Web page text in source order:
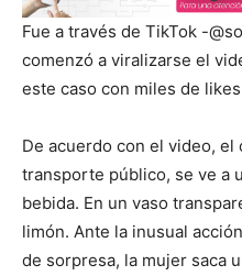
Fue a través de TikTok -
comenzó a viralizarse el
este caso con miles de
De acuerdo con el video,
transporte público, se ve a
bebida. En un vaso
limón. Ante la inusual
de sorpresa, la mujer saca